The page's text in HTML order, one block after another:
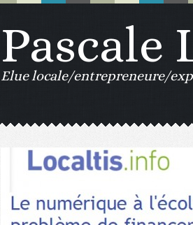
Pascale
Elue locale/entrepreneure/